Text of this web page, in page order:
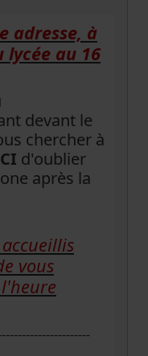
adresse, à
au 16
devant le
chercher à
d'oublier
après la
vous